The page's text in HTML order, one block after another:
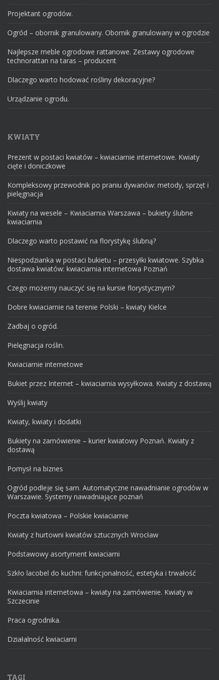
Projektant ogrodów.
Ogród – obornik granulowany. Obornik granulowany w ogrodzie
Najlepsze meble ogrodowe rattanowe. Zestawy ogrodowe
technorattan na taras – producent
Dlaczego warto hodować rośliny dekoracyjne?
Urządzanie ogrodu.
KWIATY
Prezent w postaci kwiatów – kwiaciarnie internetowe. Kwiaty
cięte i doniczkowe
Kompleksowy przewodnik po praniu dywanów: metody, sprzęt i
pielęgnacja
Kwiaty na wesele – Kwiaciarnia Warszawa – bukiety ślubne
kwiaciarnia
Dlaczego warto postawić na florystykę ślubną?
Niespodzianka w postaci bukietu – przesyłki kwiatowe. Szybka
dostawa kwiatów: kwiaciarnia internetowa Poznań
Czego możemy nauczyć się na kursie florystycznym?
Dobre kwiaciarnie na terenie Polski – kwiaty Kielce
Zadbaj o ogród.
Pielęgnacja roślin.
Kwiaciarnie internetowe
Bukiet przez Internet – kwiaciarnia wysyłkowa. Kwiaty z dostawą
Wyślij kwiaty
Kwiaty, kwiaty i dodatki
Bukiety na zamówienie – kurier kwiatowy Poznań. Kwiaty z
dostawą
Pomysł na biznes
Ogród podleje się sam. Automatyczne nawadnianie ogrodów w
Warszawie. Systemy nawadniające poznań
Poczta kwiatowa – Polskie kwiaciarnie
Kwiaty z hurtowni kwiatów sztucznych Wrocław
Podstawowy asortyment kwiaciarni
Szkło lacobel do kuchni: funkcjonalność, estetyka i trwałość
Kwiaciarnia internetowa – kwiaty na zamówienie. Kwiaty w
Szczecinie
Praca ogrodnika.
Działalność kwiaciarni
TAGI